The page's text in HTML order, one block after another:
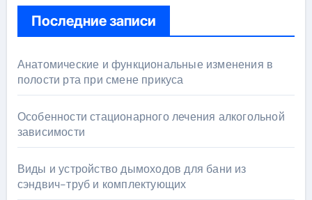
Последние записи
Анатомические и функциональные изменения в
полости рта при смене прикуса
Особенности стационарного лечения алкогольной
зависимости
Виды и устройство дымоходов для бани из
сэндвич-труб и комплектующих